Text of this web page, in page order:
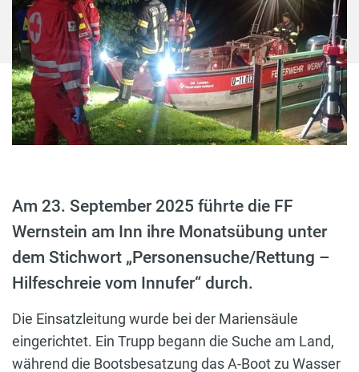
Am 23. September 2025 führte die FF
Wernstein am Inn ihre Monatsübung unter
dem Stichwort „Personensuche/Rettung –
Hilfeschreie vom Innufer“ durch.
Die Einsatzleitung wurde bei der Mariensäule
eingerichtet. Ein Trupp begann die Suche am Land,
während die Bootsbesatzung das A-Boot zu Wasser